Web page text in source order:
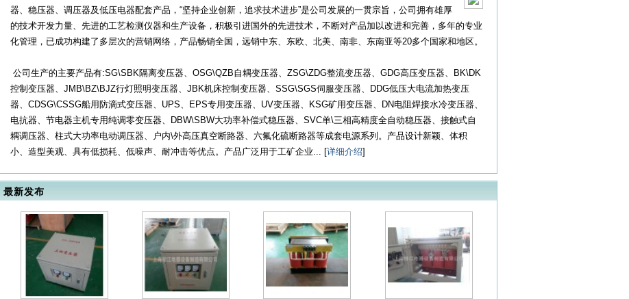
器、稳压器、调压器及低压电器配套产品，“坚持企业创新，追求技术进步”是公司发展的一贯宗旨，公司拥有雄厚
的技术开发力量、先进的工艺检测仪器和生产设备，积极引进国外的先进技术，不断对产品加以改进和完善，多年的专业
化管理，已成功构建了多层次的营销网络，产品畅销全国，远销中东、东欧、北美、南非、东南亚等20多个国家和地区。
公司生产的主要产品有:SG\SBK隔离变压器、OSG\QZB自耦变压器、ZSG\ZDG整流变压器、GDG高压变压器、BK\DK
控制变压器、JMB\BZ\BJZ行灯照明变压器、JBK机床控制变压器、SSG\SGS伺服变压器、DDG低压大电流加热变压
器、CDSG\CSSG船用防滴式变压器、UPS、EPS专用变压器、UV变压器、KSG矿用变压器、DN电阻焊接水冷变压器、
电抗器、节电器主机专用纯调零变压器、DBW\SBW大功率补偿式稳压器、SVC单\三相高精度全自动稳压器、接触式自
耦调压器、柱式大功率电动调压器、户内\外高压真空断路器、六氟化硫断路器等成套电源系列。产品设计新颖、体积
小、造型美观、具有低损耗、低噪声、耐冲击等优点。产品广泛用于工矿企业... [详细介绍]
最新发布